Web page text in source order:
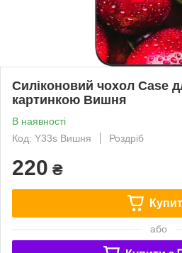
Силіконовий чохол Case
картинкою Вишня
В наявності
Код: Y33s Вишня
Роздріб
220 ₴
або